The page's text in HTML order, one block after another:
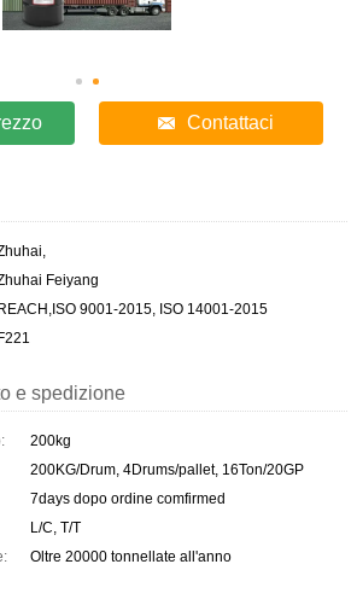
Contattaci
Feiyang
9001-2015, ISO 14001-2015
e spedizione
200kg
200KG/Drum, 4Drums/pallet, 16Ton/20GP
7days dopo ordine comfirmed
L/C, T/T
Oltre 20000 tonnellate all'anno